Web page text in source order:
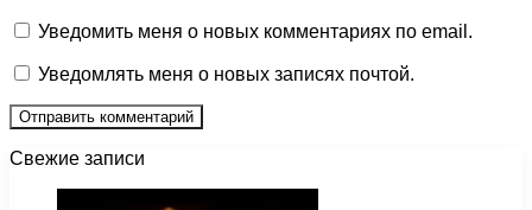
Уведомить меня о новых комментариях по email.
Уведомлять меня о новых записях почтой.
Свежие записи